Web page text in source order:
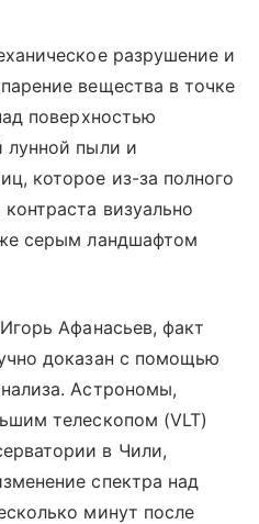
разрушение и
вещества в точке
поверхностью
лунной пыли и
которое из-за полного
визуально
серым ландшафтом
Афанасьев, факт
доказан с помощью
Астрономы,
телескопом (VLT)
в Чили,
спектра над
минут после